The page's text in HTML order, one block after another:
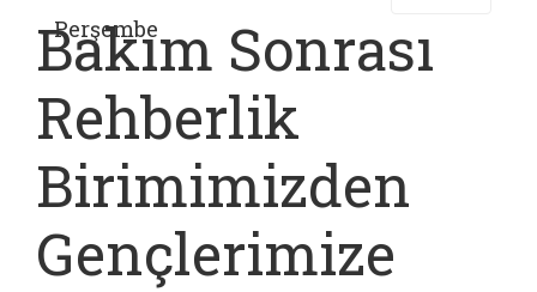
Perşembe
Bakım Sonrası
Rehberlik
Birimimizden
Gençlerimize